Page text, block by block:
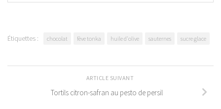
Étiquettes : chocolat fève tonka huile d'olive sauternes sucre glace
ARTICLE SUIVANT
Tortils citron-safran au pesto de persil